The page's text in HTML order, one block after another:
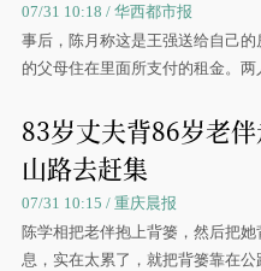
07/31 10:18 / 华西都市报
事后，陈月称这是王强送给自己
的父母住在里面所支付的租金。两
83岁丈夫背86岁老
山路去赶集
07/31 10:15 / 重庆晨报
陈学相把老伴抱上背篓，然后把
息，实在太累了，就把背篓靠在